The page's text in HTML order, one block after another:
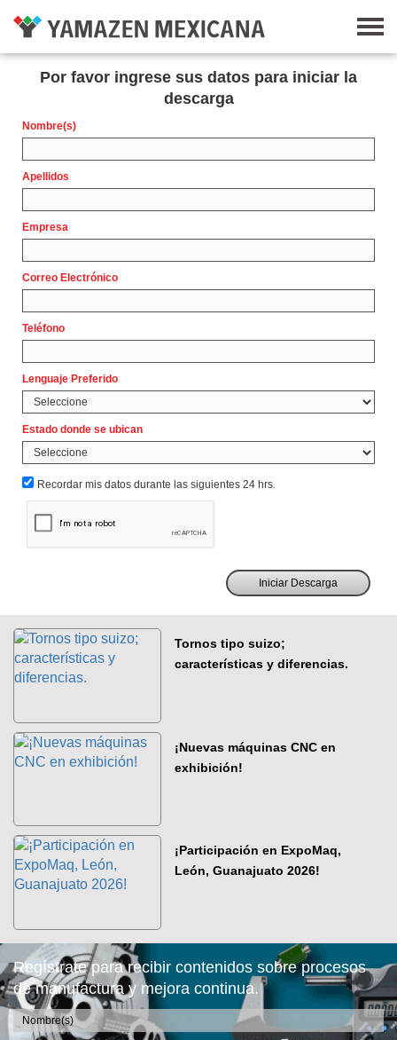
Por favor ingrese sus datos para iniciar la
descarga
Nombre(s)
Apellidos
Empresa
Correo Electrónico
Teléfono
Lenguaje Preferido
Estado donde se ubican
Recordar mis datos durante las siguientes 24 hrs.
Tornos tipo suizo;
características y diferencias.
¡Nuevas máquinas CNC en
exhibición!
¡Participación en ExpoMaq,
León, Guanajuato 2026!
Regístrate para recibir contenidos sobre procesos
de manufactura y mejora continua.